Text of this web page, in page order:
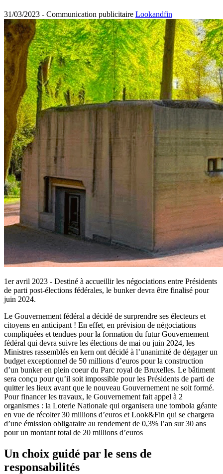
31/03/2023 - Communication publicitaire Lookandfin
1er avril 2023 - Destiné à accueillir les négociations entre Présidents
de parti post-élections fédérales, le bunker devra être finalisé pour
juin 2024.
Le Gouvernement fédéral a décidé de surprendre ses électeurs et
citoyens en anticipant ! En effet, en prévision de négociations
compliquées et tendues pour la formation du futur Gouvernement
fédéral qui devra suivre les élections de mai ou juin 2024, les
Ministres rassemblés en kern ont décidé à l’unanimité de dégager un
budget exceptionnel de 50 millions d’euros pour la construction
d’un bunker en plein coeur du Parc royal de Bruxelles. Le bâtiment
sera conçu pour qu’il soit impossible pour les Présidents de parti de
quitter les lieux avant que le nouveau Gouvernement ne soit formé.
Pour financer les travaux, le Gouvernement fait appel à 2
organismes : la Loterie Nationale qui organisera une tombola géante
en vue de récolter 30 millions d’euros et Look&Fin qui se chargera
d’une émission obligataire au rendement de 0,3% l’an sur 30 ans
pour un montant total de 20 millions d’euros
Un choix guidé par le sens de
responsabilités